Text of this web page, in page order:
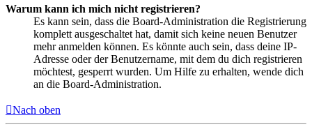
Warum kann ich mich nicht registrieren?
Es kann sein, dass die Board-Administration die Registrierung
komplett ausgeschaltet hat, damit sich keine neuen Benutzer
mehr anmelden können. Es könnte auch sein, dass deine IP-
Adresse oder der Benutzername, mit dem du dich registrieren
möchtest, gesperrt wurden. Um Hilfe zu erhalten, wende dich
an die Board-Administration.
Nach oben